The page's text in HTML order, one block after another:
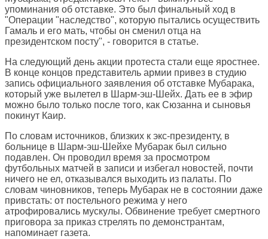
упоминания об отставке. Это был финальный ход в
"Операции "наследство", которую пытались осуществить
Гамаль и его мать, чтобы он сменил отца на
президентском посту", - говорится в статье.
На следующий день акции протеста стали еще яростнее.
В конце концов представитель армии привез в студию
запись официального заявления об отставке Мубарака,
который уже вылетел в Шарм-эш-Шейх. Дать ее в эфир
можно было только после того, как Сюзанна и сыновья
покинут Каир.
По словам источников, близких к экс-президенту, в
больнице в Шарм-эш-Шейхе Мубарак был сильно
подавлен. Он проводил время за просмотром
футбольных матчей в записи и избегал новостей, почти
ничего не ел, отказывался выходить из палаты. По
словам чиновников, теперь Мубарак не в состоянии даже
привстать: от постельного режима у него
атрофировались мускулы. Обвинение требует смертного
приговора за приказ стрелять по демонстрантам,
напоминает газета.